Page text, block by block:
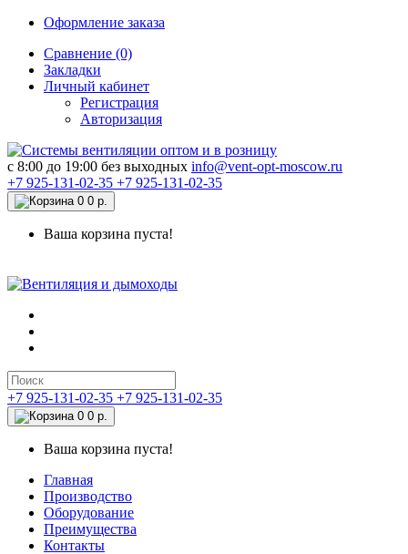
Оформление заказа
Сравнение (0)
Закладки
Личный кабинет
Регистрация
Авторизация
c 8:00 до 19:00 без выходных info@vent-opt-moscow.ru
+7 925-131-02-35 +7 925-131-02-35
0 0 р.
Ваша корзина пуста!
+7 925-131-02-35 +7 925-131-02-35
0 0 р.
Ваша корзина пуста!
Главная
Производство
Оборудование
Преимущества
Контакты